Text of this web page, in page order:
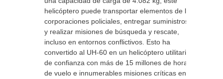
helicóptero puede transportar elementos de las
corporaciones policiales, entregar suministros
y realizar misiones de búsqueda y rescate,
incluso en entornos conflictivos. Esto ha
convertido al UH-60 en un helicóptero utilitario
de confianza con más de 15 millones de horas
de vuelo e innumerables misiones críticas en